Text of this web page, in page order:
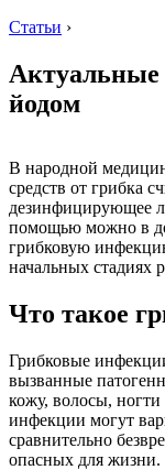
Статьи ›
Актуальные
йодом
В народной
средств от грибка
дезинфицирующее
помощью можно в
грибковую
начальных стадиях
Что такое
Грибковые
вызванные
кожу, волосы,
инфекции могут
сравнительно
опасных для жизни.